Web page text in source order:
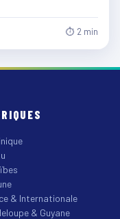
⏱ 2 min
& Internationale
& Guyane